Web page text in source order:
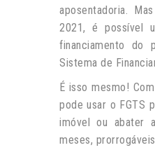
aposentadoria.
2021, é possível
financiamento do
Sistema de
É isso mesmo!
pode usar o FGTS
imóvel ou abater
meses,